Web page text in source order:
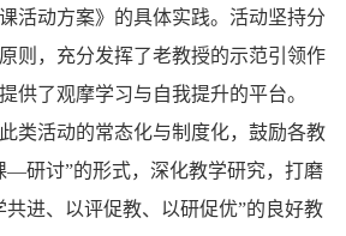
活动方案》的具体实践。活动坚持分
则，充分发挥了老教授的示范引领作
供了观摩学习与自我提升的平台。
类活动的常态化与制度化，鼓励各教
研讨”的形式，深化教学研究，打磨
共进、以评促教、以研促优”的良好教